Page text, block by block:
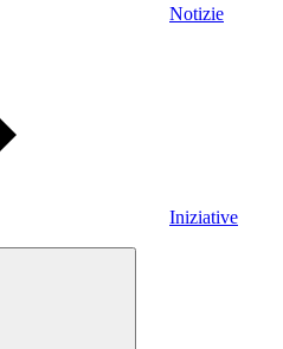
Notizie
Iniziative